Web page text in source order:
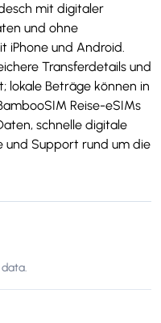
mit digitaler
und ohne
iPhone und Android.
Transferdetails und
lokale Beträge können in
Reise-eSIMs
schnelle digitale
und Support rund um die